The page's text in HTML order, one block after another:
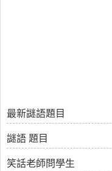
最新謎語題目
謎語 題目
笑話老師問學生